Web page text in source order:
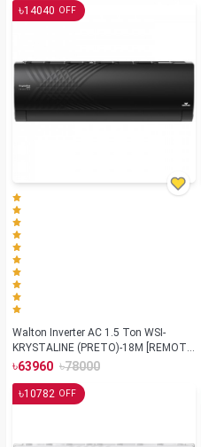
৳14040 OFF
Walton Inverter AC 1.5 Ton WSI-
KRYSTALINE (PRETO)-18M [REMOTE
FINDER]
৳63960 ৳78000
৳10782 OFF